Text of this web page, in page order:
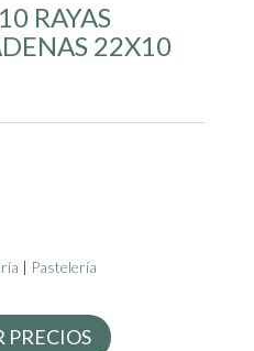
RAYAS
22X10
| Pastelería
PRECIOS